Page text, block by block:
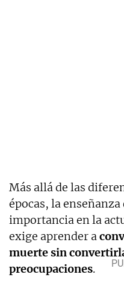
Más allá de las
épocas, la
importancia en la
exige aprender a
muerte sin
preocupaciones.